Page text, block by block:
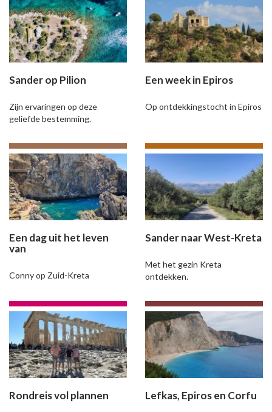
Sander op Pilion
Zijn ervaringen op deze
geliefde bestemming.
Een week in Epiros
Op ontdekkingstocht in Epiros
Een dag uit het leven
van
Conny op Zuid-Kreta
Sander naar West-Kreta
Met het gezin Kreta
ontdekken.
Rondreis vol plannen Lefkas, Epiros en Corfu